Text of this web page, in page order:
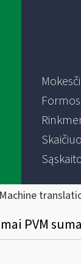
Formos
PVM